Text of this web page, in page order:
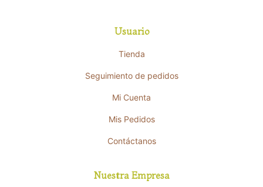
Usuario
Tienda
Seguimiento de pedidos
Mi Cuenta
Mis Pedidos
Contáctanos
Nuestra Empresa